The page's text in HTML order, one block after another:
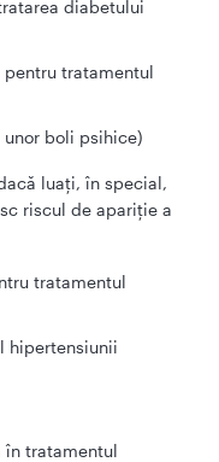
diabetului
tratamentul
boli psihice)
luaţi, în special,
riscul de apariţie a
tratamentul
hipertensiunii
în tratamentul